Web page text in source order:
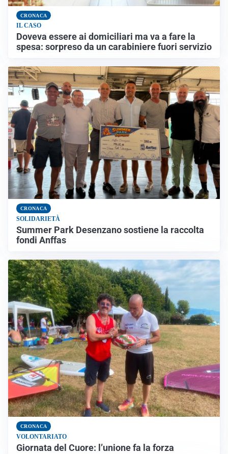
CRONACA
IL CASO
Doveva essere ai domiciliari ma va a fare la
spesa: sorpreso da un carabiniere fuori servizio
CRONACA
SOLIDARIETÀ
Summer Park Desenzano sostiene la raccolta
fondi Anffas
CRONACA
VOLONTARIATO
Giornata del Cuore: l’unione fa la forza